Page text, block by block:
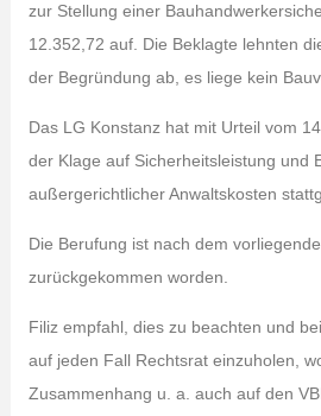
zur Stellung einer
12.352,72 auf. Die Beklagte lehnten
der Begründung ab, es liege kein
Das LG Konstanz hat mit Urteil vom
der Klage auf Sicherheitsleistung und
außergerichtlicher Anwaltskosten
Die Berufung ist nach dem
zurückgekommen worden.
Filiz empfahl, dies zu beachten und
auf jeden Fall Rechtsrat einzuholen,
Zusammenhang u. a. auch auf den